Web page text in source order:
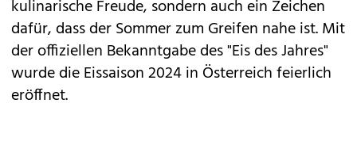
kulinarische Freude, sondern auch ein Zeichen
dafür, dass der Sommer zum Greifen nahe ist. Mit
der offiziellen Bekanntgabe des "Eis des Jahres"
wurde die Eissaison 2024 in Österreich feierlich
eröffnet.